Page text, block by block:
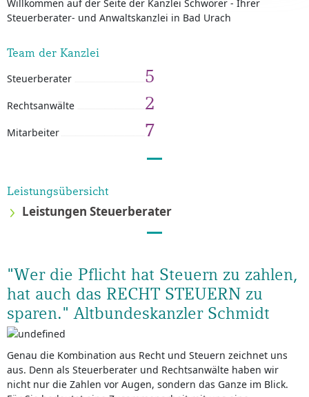
Willkommen auf der Seite der Kanzlei Schwörer - Ihrer
Steuerberater- und Anwaltskanzlei in Bad Urach
Team der Kanzlei
Steuerberater 5
Rechtsanwälte 2
Mitarbeiter 7
Leistungsübersicht
Leistungen Steuerberater
"Wer die Pflicht hat Steuern zu zahlen,
hat auch das RECHT STEUERN zu
sparen." Altbundeskanzler Schmidt
Genau die Kombination aus Recht und Steuern zeichnet uns
aus. Denn als Steuerberater und Rechtsanwälte haben wir
nicht nur die Zahlen vor Augen, sondern das Ganze im Blick.